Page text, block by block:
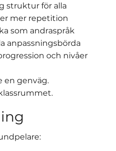
struktur för alla
mer repetition
som andraspråk
anpassningsbörda
och nivåer
en genväg.